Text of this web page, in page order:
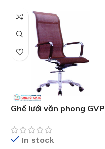
Ghế lưới văn phong GVP
In stock